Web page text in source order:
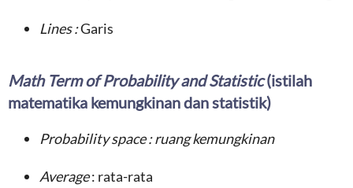
Lines :Garis
Math Term of Probability and Statistic(istilah
matematika kemungkinan dan statistik)
Probability space : ruang kemungkinan
Average: rata-rata